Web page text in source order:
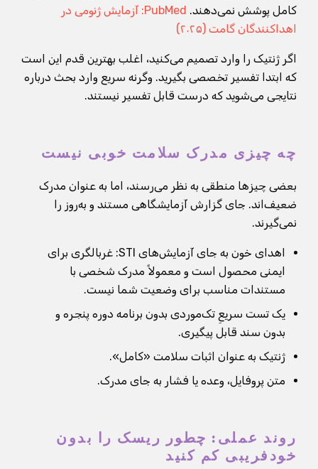
کامل پوشش نمی‌دهند.
PubMed: آزمایش ژنومی در
اهداکنندگان گامت (۲۰۲۵)
اگر ژنتیک را وارد تصمیم می‌کنید، اغلب بهترین قدم این است
که ابتدا تفسیر تخصصی بگیرید. وگرنه سریع وارد بحث درباره
نتایجی می‌شوید که درست قابل تفسیر نیستند.
چه چیزی مدرک سلامت خوبی نیست
بعضی چیزها منطقی به نظر می‌رسند، اما به عنوان مدرک
ضعیف‌اند. جای گزارش آزمایشگاهی مستند و به‌روز را
نمی‌گیرند.
اهدای خون به جای آزمایش‌های STI: غربالگری برای
ایمنی محصول است و معمولاً مدرک شخصی با
مستندات مناسب برای وضعیت شما نیست.
یک تست سریعِ تک‌موردی بدون برنامه دوره پنجره و
بدون سند قابل پیگیری.
ژنتیک به عنوان اثبات سلامت «کامل».
متن پروفایل، وعده یا فشار به جای مدرک.
روند عملی: چطور ریسک را بدون
خودفریبی کم کنید